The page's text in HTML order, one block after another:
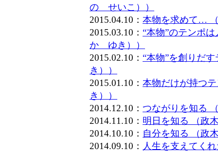
の せいこ））
2015.04.10： 本物を求めて…
2015.03.10： “本物”のテンポ
か ゆき））
2015.02.10： “本物”を創りだ
き））
2015.01.10： 本物だけが持つ
き））
2014.12.10： つながりを知る
2014.11.10： 明日を知る （
2014.10.10： 自分を知る （
2014.09.10： 人生を支えてく